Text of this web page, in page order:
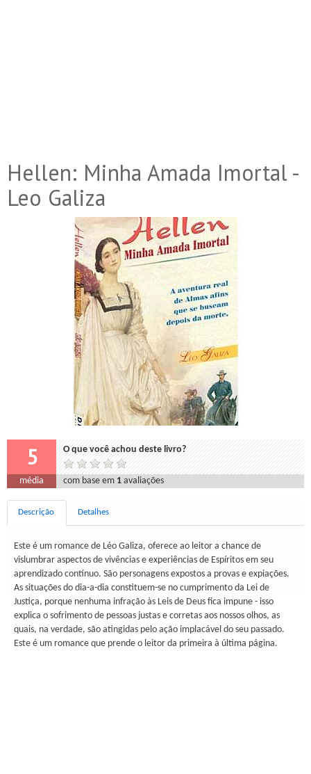
Hellen: Minha Amada Imortal -
Leo Galiza
5 O que você achou deste livro?
média com base em 1 avaliações
Descrição Detalhes
Este é um romance de Léo Galiza, oferece ao leitor a chance de
vislumbrar aspectos de vivências e experiências de Espíritos em seu
aprendizado contínuo. São personagens expostos a provas e expiações.
As situações do dia-a-dia constituem-se no cumprimento da Lei de
Justiça, porque nenhuma infração às Leis de Deus fica impune - isso
explica o sofrimento de pessoas justas e corretas aos nossos olhos, as
quais, na verdade, são atingidas pelo ação implacável do seu passado.
Este é um romance que prende o leitor da primeira à última página.